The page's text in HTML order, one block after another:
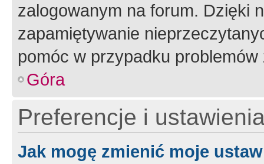
zalogowanym na forum. Dzięki
zapamiętywanie
pomóc w przypadku
Góra
Preferencje i
Jak mogę zmienić moje